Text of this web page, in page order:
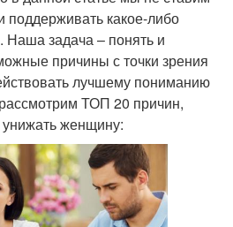
какое-либо
задача – понять и
причины с точки зрения
лучшему пониманию
ТОП 20 причин,
женщину: